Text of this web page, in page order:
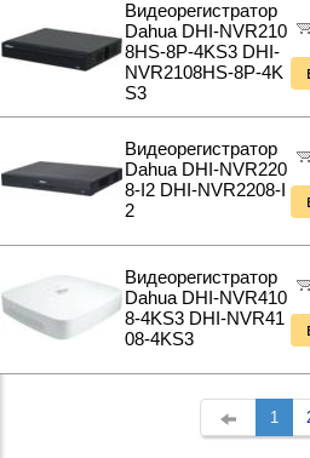
Видеорегистратор
Dahua DHI-NVR210
8HS-8P-4KS3 DHI-
NVR2108HS-8P-4K
S3
Видеорегистратор
Dahua DHI-NVR220
8-I2 DHI-NVR2208-I
2
Видеорегистратор
Dahua DHI-NVR410
8-4KS3 DHI-NVR41
08-4KS3
1